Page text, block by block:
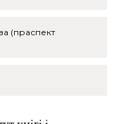
(праспект